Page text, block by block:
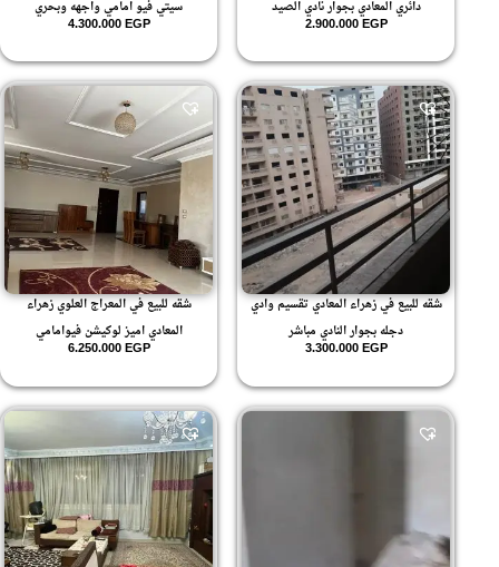
دائري المعادي بجوار نادي الصيد
2.900.000EGP
سيتي فيو امامي واجهه وبحري
4.300.000EGP
شقه للبيع في زهراء المعادي تقسيم وادي
دجله بجوار النادي مباشر
3.300.000EGP
شقه للبيع في المعراج العلوي زهراء
المعادي اميز لوكيشن فيوامامي
6.250.000EGP